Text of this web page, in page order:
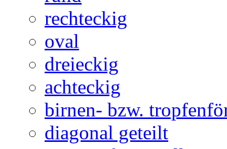
rechteckig
oval
dreieckig
achteckig
birnen- bzw.
diagonal geteilt